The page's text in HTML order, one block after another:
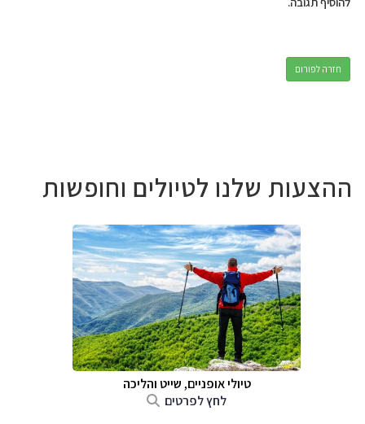
חזרה לפורום
ההצעות שלנו לטיולים וחופשות
טיולי אופניים, שייט והליכה
לחץ לפרטים